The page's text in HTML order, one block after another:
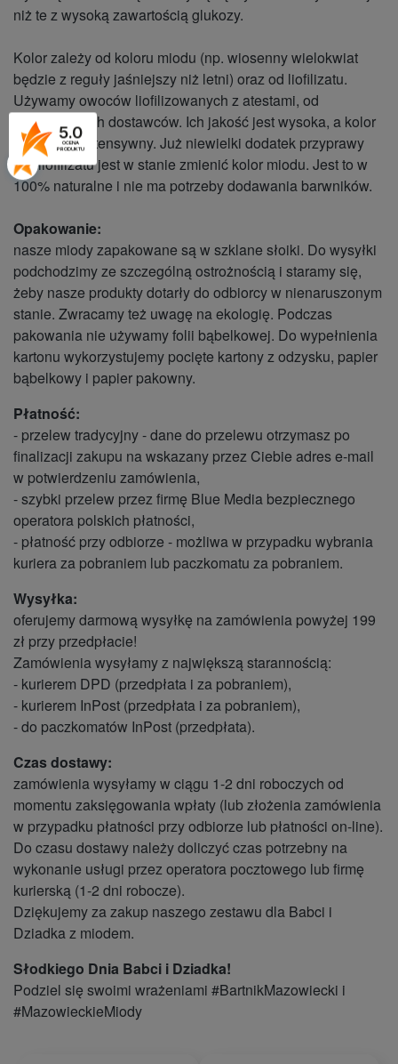
niż te z wysoką zawartością glukozy.
Kolor zależy od koloru miodu (np. wiosenny wielokwiat
będzie z reguły jaśniejszy niż letni) oraz od liofilizatu.
Używamy owoców liofilizowanych z atestami, od
sprawdzonych dostawców. Ich jakość jest wysoka, a kolor
zazwyczaj intensywny. Już niewielki dodatek przyprawy
czy liofilizatu jest w stanie zmienić kolor miodu. Jest to w
100% naturalne i nie ma potrzeby dodawania barwników.
Opakowanie:
nasze miody zapakowane są w szklane słoiki. Do wysyłki
podchodzimy ze szczególną ostrożnością i staramy się,
żeby nasze produkty dotarły do odbiorcy w nienaruszonym
stanie. Zwracamy też uwagę na ekologię. Podczas
pakowania nie używamy folii bąbelkowej. Do wypełnienia
kartonu wykorzystujemy pocięte kartony z odzysku, papier
bąbelkowy i papier pakowny.
Płatność:
- przelew tradycyjny - dane do przelewu otrzymasz po
finalizacji zakupu na wskazany przez Ciebie adres e-mail
w potwierdzeniu zamówienia,
- szybki przelew przez firmę Blue Media bezpiecznego
operatora polskich płatności,
- płatność przy odbiorze - możliwa w przypadku wybrania
kuriera za pobraniem lub paczkomatu za pobraniem.
Wysyłka:
oferujemy darmową wysyłkę na zamówienia powyżej 199
zł przy przedpłacie!
Zamówienia wysyłamy z największą starannością:
- kurierem DPD (przedpłata i za pobraniem),
- kurierem InPost (przedpłata i za pobraniem),
- do paczkomatów InPost (przedpłata).
Czas dostawy:
zamówienia wysyłamy w ciągu 1-2 dni roboczych od
momentu zaksięgowania wpłaty (lub złożenia zamówienia
w przypadku płatności przy odbiorze lub płatności on-line).
Do czasu dostawy należy doliczyć czas potrzebny na
wykonanie usługi przez operatora pocztowego lub firmę
kurierską (1-2 dni robocze).
Dziękujemy za zakup naszego zestawu dla Babci i
Dziadka z miodem.
Słodkiego Dnia Babci i Dziadka!
Podziel się swoimi wrażeniami #BartnikMazowiecki i
#MazowieckieMiody
5.0
OCENA
PRODUKTU